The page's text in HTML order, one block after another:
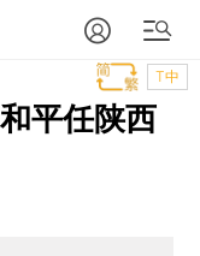
T中
平任陕西